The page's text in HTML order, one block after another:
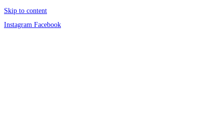
Skip to content
Instagram Facebook